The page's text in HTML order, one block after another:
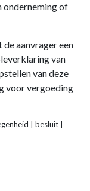
onderneming of
aanvrager een
van
van deze
voor vergoeding
| besluit |